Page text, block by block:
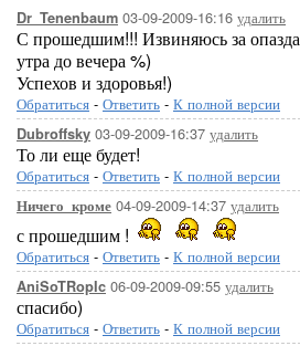
Dr_Tenenbaum 03-09-2009-16:16 удалить
С прошедшим!!! Извиняюсь за
утра до вечера %)
Успехов и здоровья!)
Обратиться - Ответить - К полной версии
Dubroffsky 03-09-2009-16:37 удалить
То ли еще будет!
Обратиться - Ответить - К полной версии
Ничего_кроме 04-09-2009-14:37 удалить
с прошедшим !
Обратиться - Ответить - К полной версии
AniSoTRopIc 06-09-2009-09:55 удалить
спасибо)
Обратиться - Ответить - К полной версии